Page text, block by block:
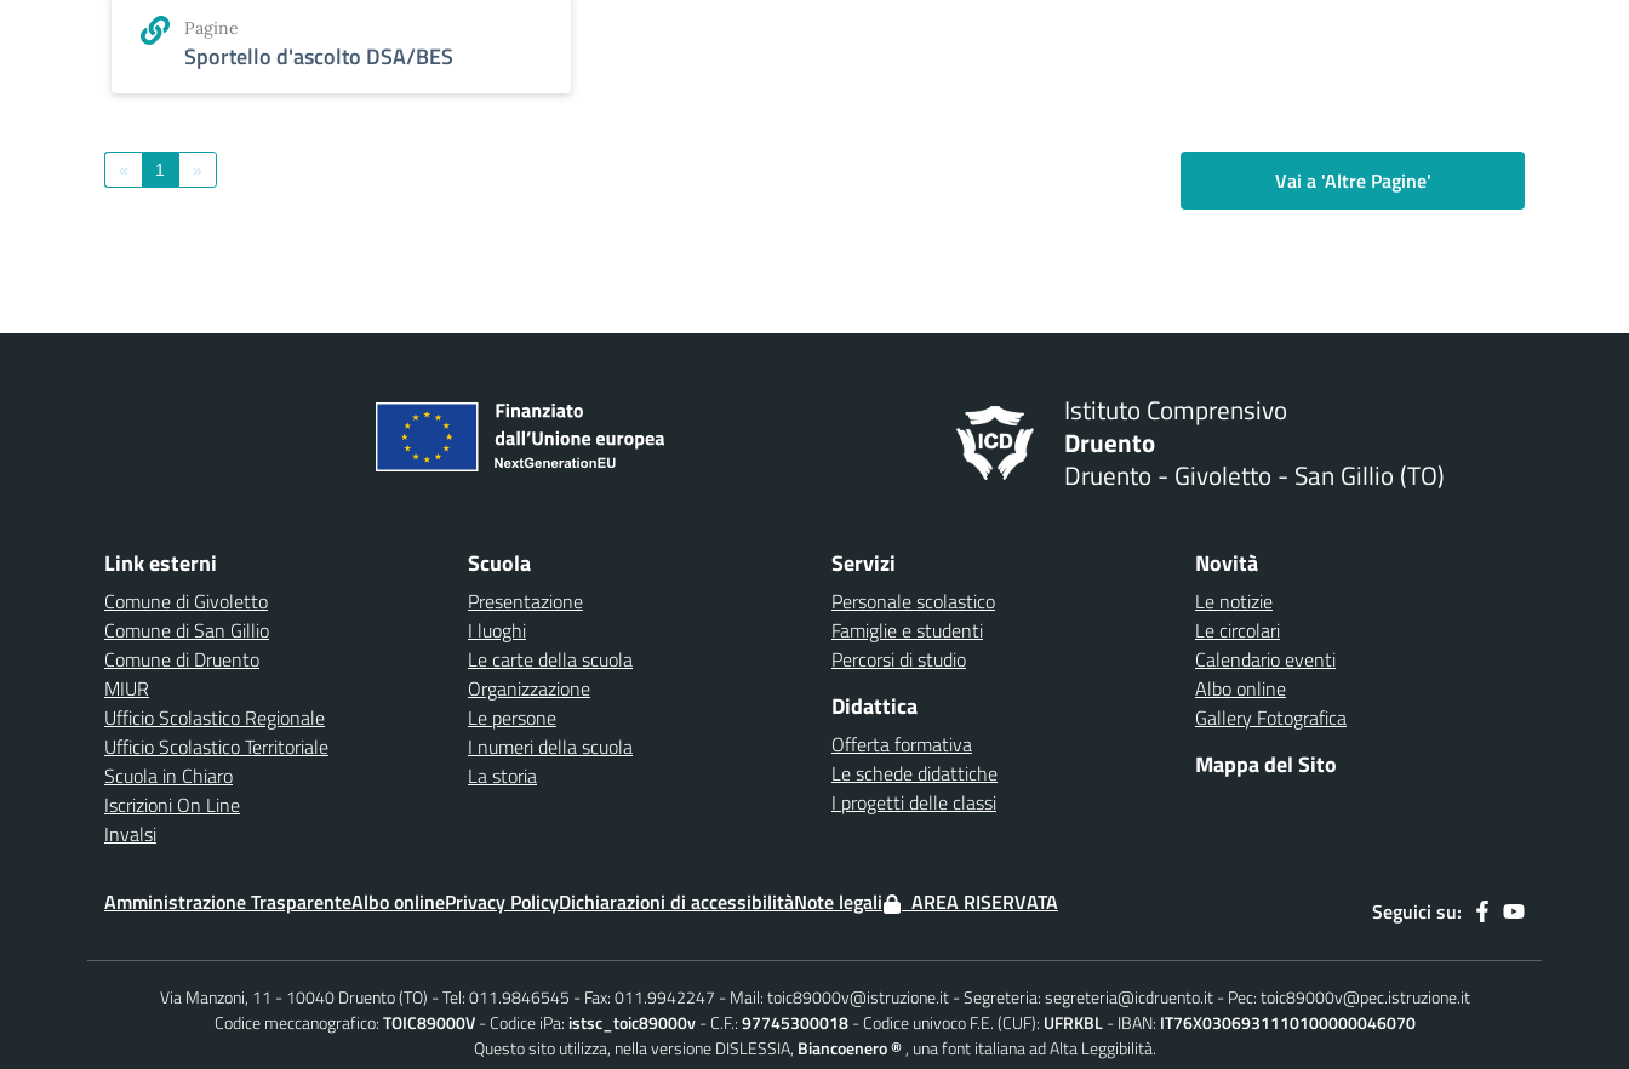
Pagine
Sportello d'ascolto DSA/BES
« 1 » Vai a 'Altre Pagine'
Istituto Comprensivo
Druento
Druento - Givoletto - San Gillio (TO)
Link esterni
Comune di Givoletto
Comune di San Gillio
Comune di Druento
MIUR
Ufficio Scolastico Regionale
Ufficio Scolastico Territoriale
Scuola in Chiaro
Iscrizioni On Line
Invalsi
Scuola
Presentazione
I luoghi
Le carte della scuola
Organizzazione
Le persone
I numeri della scuola
La storia
Servizi
Personale scolastico
Famiglie e studenti
Percorsi di studio
Didattica
Offerta formativa
Le schede didattiche
I progetti delle classi
Novità
Le notizie
Le circolari
Calendario eventi
Albo online
Gallery Fotografica
Mappa del Sito
Amministrazione TrasparenteAlbo onlinePrivacy PolicyDichiarazioni di accessibilitàNote legali AREA RISERVATA Seguici su:
Via Manzoni, 11 - 10040 Druento (TO) Tel: 011.9846545 Fax: 011.9942247 Mail:toic89000v@istruzione.it Segreteria:segreteria@icdruento.it Pec:toic89000v@pec.istruzione.it
Codice meccanografico:TOIC89000V Codice iPa: istsc_toic89000v C.F.:97745300018 Codice univoco F.E. (CUF): UFRKBL IBAN: IT76X0306931110100000046070
Questo sito utilizza, nella versione DISLESSIA, Biancoenero ® , una font italiana ad Alta Leggibilità.